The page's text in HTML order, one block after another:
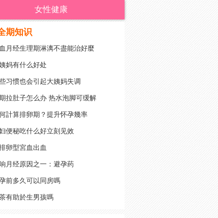
女性健康
期知识
月经生理期淋漓不盡能治好麼
妈有什么好处
习惯也会引起大姨妈失调
拉肚子怎么办 热水泡脚可缓解
計算排卵期？提升怀孕幾率
便秘吃什么好立刻见效
卵型宮血出血
月经原因之一：避孕药
前多久可以同房嗎
有助於生男孩嗎